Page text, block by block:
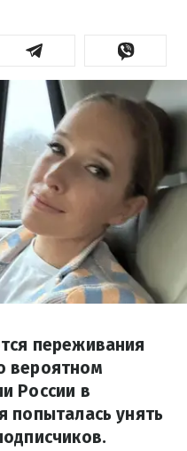
переживания
вероятном
России в
попыталась унять